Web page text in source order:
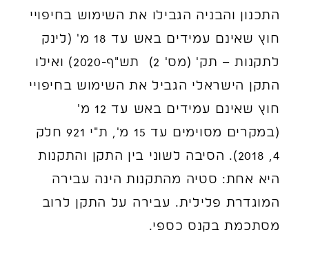
התכנון והבניה הגבילו את השימוש בחיפויי
חוץ שאינם עמידים באש עד 18 מ' (לינק
לתקנות – תק' (מס' 2) תש"ף-2020) ואילו
התקן הישראלי הגביל את השימוש בחיפויי
חוץ שאינם עמידים באש עד 12 מ'
(במקרים מסוימים עד 15 מ', ת"י 921 חלק
4, 2018). הסיבה לשוני בין התקן והתקנות
היא אחת: סטיה מהתקנות הינה עבירה
המוגדרת פלילית. עבירה על התקן לרוב
מסתכמת בקנס כספי.